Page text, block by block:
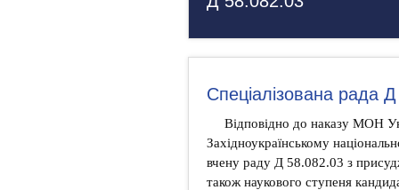
Спеціалізована рада
Відповідно до наказу МОН
Західноукраїнському
вчену раду Д 58.082.03 з
також наукового ступеня